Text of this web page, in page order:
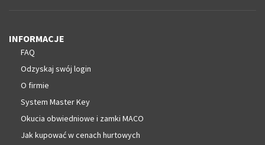
INFORMACJE
FAQ
Odzyskaj swój login
O firmie
System Master Key
Okucia obwiedniowe i zamki MACO
Jak kupować w cenach hurtowych